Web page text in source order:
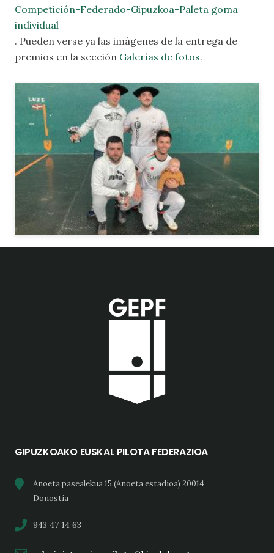
Competición-Federado-Gipuzkoa-Paleta goma
individual
. Pueden verse ya las imágenes de la entrega de
premios en la sección Galerías de fotos.
GIPUZKOAKO EUSKAL PILOTA FEDERAZIOA
Anoeta pasealekua 15 (Anoeta estadioa) 20014
Donostia
943 47 14 63